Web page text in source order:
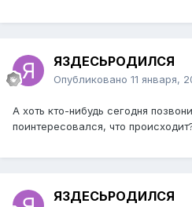
ЯЗДЕСЬРОДИЛСЯ
Опубликовано 11 января,
А хоть кто-нибудь сегодня
поинтересовался, что
ЯЗДЕСЬРОДИЛСЯ